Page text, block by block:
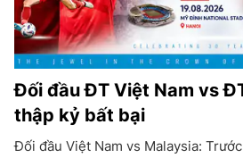
Đối đầu ĐT Việt Nam vs
thập kỷ bất bại
Đối đầu Việt Nam vs Malaysia: